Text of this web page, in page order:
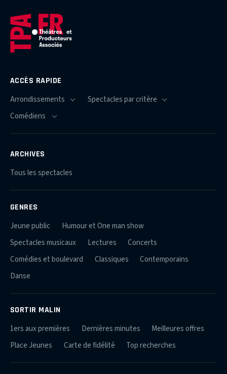
ACCÈS RAPIDE
ARCHIVES
Tous les spectacles
GENRES
Jeune public
Humour et One man show
Spectacles musicaux
Lectures
Concerts
Comédies et boulevard
Classiques
Contemporains
Danse
SORTIR MALIN
1ers aux premières Dernières minutes
Meilleures offres
Place Jeunes
Carte de fidélité Top recherches